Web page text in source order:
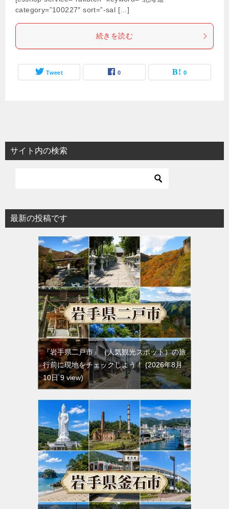
category=”100227″ sort=”-sal […]
続きを読む
Tweet 0 0
サイト内の検索
最新の投稿です
『岩手県二戸市』（人気観光スポット）の旅
行前に現地をチェックしよう！ 2026年8月
10日 9 view